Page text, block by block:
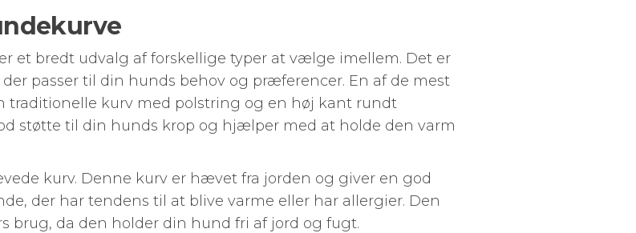
et bredt udvalg af forskellige typer at vælge imellem. Det er
passer til din hunds behov og præferencer. En af de mest
traditionelle kurv med polstring og en høj kant rundt
støtte til din hunds krop og hjælper med at holde den varm
kurv. Denne kurv er hævet fra jorden og giver en god
der har tendens til at blive varme eller har allergier. Den
brug, da den holder din hund fri af jord og fugt.